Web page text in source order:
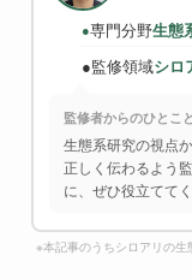
●専門分野生態
●監修領域シロ
監修者からのひとこと
生態系研究の視点
正しく伝わるよう
に、ぜひ役立ててく
※本記事のうちシロアリの生